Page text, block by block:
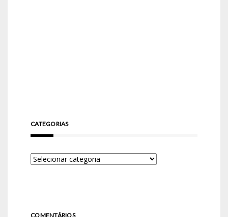
CATEGORIAS
COMENTÁRIOS